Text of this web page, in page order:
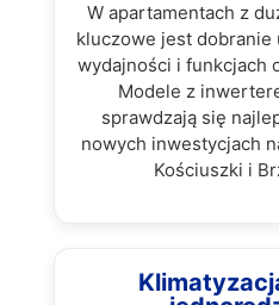
W apartamentach z
kluczowe jest dobranie
wydajności i funkcjach
Modele z
sprawdzają się
nowych inwestycjach
Kościuszki i